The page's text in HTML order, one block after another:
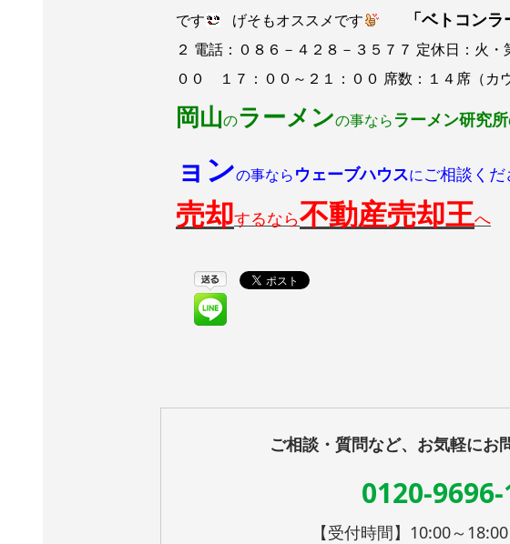
です
げそもオススメです 「ベトコンラ
２ 電話：０８６－４２８－３５７７ 定休日：火
００ １７：００～２１：００ 席数：１４席（
岡山のラーメンの事ならラーメン研究
ョンの事ならウェーブハウスにご相談くだ
売却するなら不動産売却王へ
ご相談・質問など、お気軽にお
0120-
【受付時間】10:00～18:00